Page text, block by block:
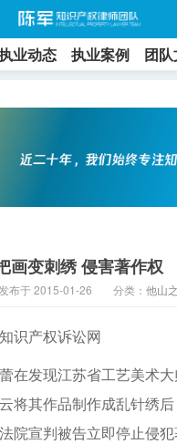
业动态 执业案例
团
画变刺绣 侵害著作权
布于 2015-01-26 分类： 他山
产权诉讼网
发现江苏省工艺美术大
将其作品制作成乱针绣
院宣判被告立即停止侵